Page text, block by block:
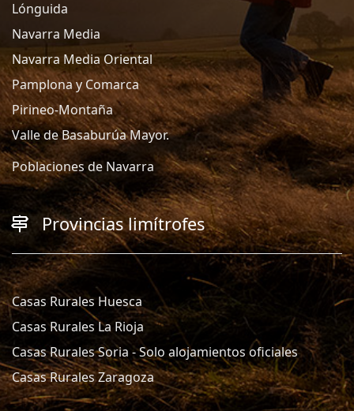
Lónguida
Navarra Media
Navarra Media Oriental
Pamplona y Comarca
Pirineo-Montaña
Valle de Basaburúa Mayor.
Poblaciones de Navarra
Provincias limítrofes
Casas Rurales Huesca
Casas Rurales La Rioja
Casas Rurales Soria - Solo alojamientos oficiales
Casas Rurales Zaragoza